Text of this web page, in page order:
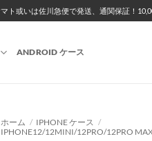
ト或いは佐川急便で発送、通関保証！
ANDROID ケース
ホーム / IPHONE ケース /
IPHONE12/12MINI/12PRO/12PRO